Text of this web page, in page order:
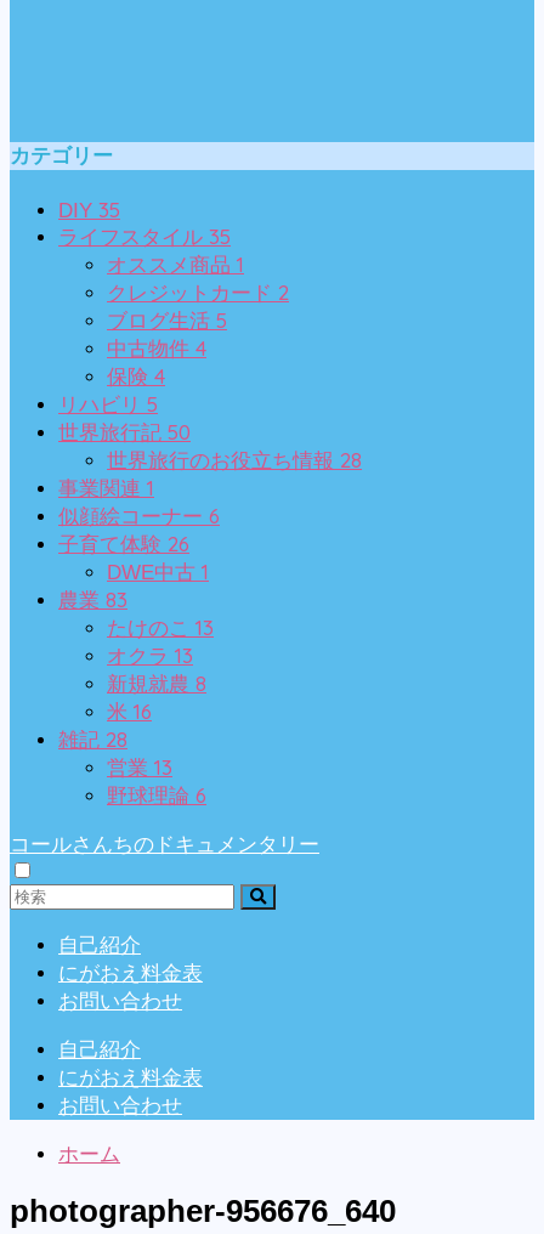
カテゴリー
DIY 35
ライフスタイル 35
オススメ商品 1
クレジットカード 2
ブログ生活 5
中古物件 4
保険 4
リハビリ 5
世界旅行記 50
世界旅行のお役立ち情報 28
事業関連 1
似顔絵コーナー 6
子育て体験 26
DWE中古 1
農業 83
たけのこ 13
オクラ 13
新規就農 8
米 16
雑記 28
営業 13
野球理論 6
コールさんちのドキュメンタリー
自己紹介
にがおえ料金表
お問い合わせ
自己紹介
にがおえ料金表
お問い合わせ
ホーム
photographer-956676_640